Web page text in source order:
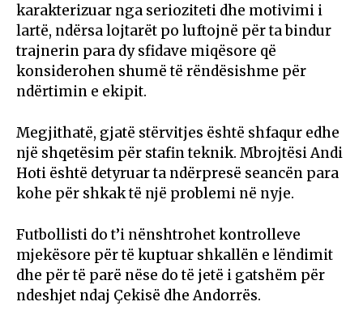
karakterizuar nga serioziteti dhe motivimi i
lartë, ndërsa lojtarët po luftojnë për ta bindur
trajnerin para dy sfidave miqësore që
konsiderohen shumë të rëndësishme për
ndërtimin e ekipit.
Megjithatë, gjatë stërvitjes është shfaqur edhe
një shqetësim për stafin teknik. Mbrojtësi Andi
Hoti është detyruar ta ndërpresë seancën para
kohe për shkak të një problemi në nyje.
Futbollisti do t’i nënshtrohet kontrolleve
mjekësore për të kuptuar shkallën e lëndimit
dhe për të parë nëse do të jetë i gatshëm për
ndeshjet ndaj Çekisë dhe Andorrës.